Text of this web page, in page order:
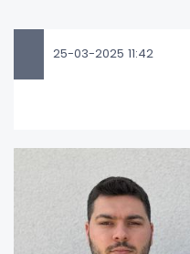
25-03-2025 11:42